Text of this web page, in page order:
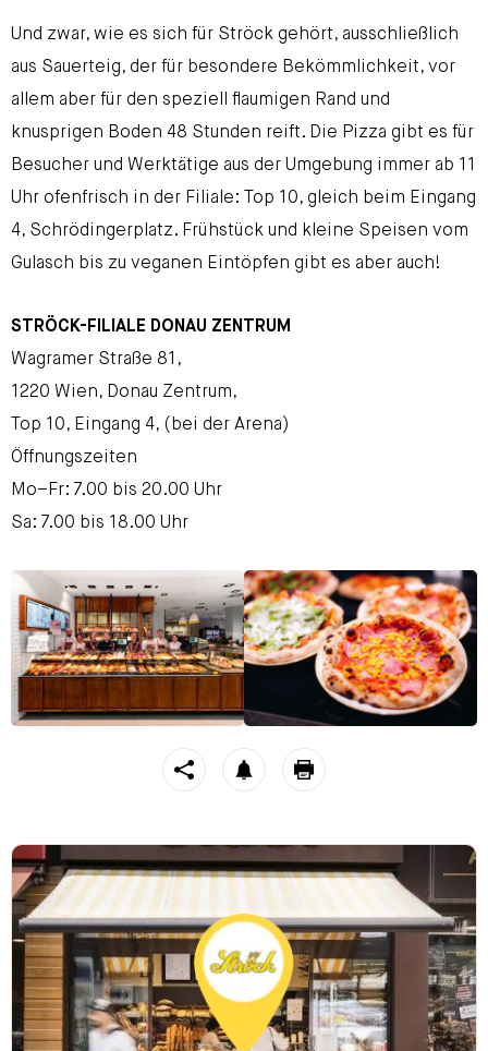
https://stroeck.at/neuigkeiten/aber-hallo-stroeck-donau-
Toogle share
notification
print
Und zwar, wie es sich für Ströck gehört, ausschließlich
aus Sauerteig, der für besondere Bekömmlichkeit, vor
allem aber für den speziell flaumigen Rand und
knusprigen Boden 48 Stunden reift. Die Pizza gibt es für
Besucher und Werktätige aus der Umgebung immer ab 11
Uhr ofenfrisch in der Filiale: Top 10, gleich beim Eingang
4, Schrödingerplatz. Frühstück und kleine Speisen vom
Gulasch bis zu veganen Eintöpfen gibt es aber auch!
STRÖCK-FILIALE DONAU ZENTRUM
Wagramer Straße 81,
1220 Wien, Donau Zentrum,
Top 10, Eingang 4, (bei der Arena)
Öffnungszeiten
Mo–Fr: 7.00 bis 20.00 Uhr
Sa: 7.00 bis 18.00 Uhr